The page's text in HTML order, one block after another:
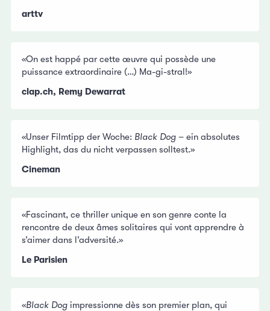
arttv
«On est happé par cette œuvre qui possède une
puissance extraordinaire (…) Ma-gi-stral!»
clap.ch, Remy Dewarrat
«Unser Filmtipp der Woche: Black Dog – ein absolutes
Highlight, das du nicht verpassen solltest.»
Cineman
«Fascinant, ce thriller unique en son genre conte la
rencontre de deux âmes solitaires qui vont apprendre à
s’aimer dans l’adversité.»
Le Parisien
«Black Dog impressionne dès son premier plan, qui